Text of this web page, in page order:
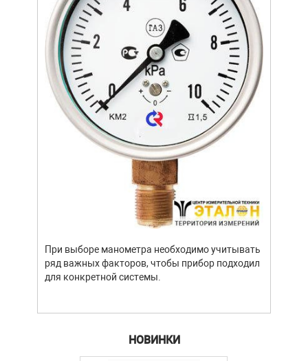
При выборе манометра необходимо учитывать
ряд важных факторов, чтобы прибор подходил
для конкретной системы.
НОВИНКИ